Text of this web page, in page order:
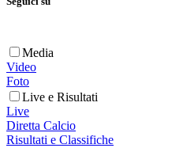
Media
Video
Foto
Live e Risultati
Live
Diretta Calcio
Risultati e Classifiche